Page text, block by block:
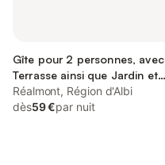
Gîte pour 2 personnes, avec
Terrasse ainsi que Jardin et
Piscine
Réalmont, Région d'Albi
dès59 €par nuit